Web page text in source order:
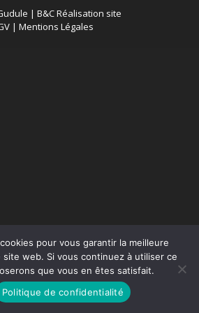
| B&C Réalisation site
| Mentions Légales
pour vous garantir la meilleure
web. Si vous continuez à utiliser ce
que vous en êtes satisfait.
Politique de confidentialité